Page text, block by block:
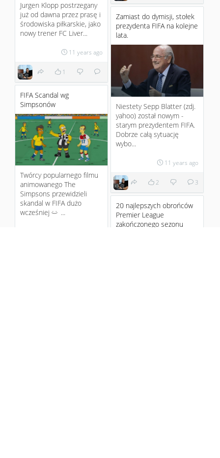
Jurgen Klopp postrzegany
już od dawna przez prasę i
środowiska piłkarskie, jako
nowy trener FC Liver...
11 years ago
1
Zamiast do dymisji, stołek
prezydenta FIFA na kolejne
lata.
Niestety Sepp Blatter (zdj.
yahoo) został nowym -
starym prezydentem FIFA.
Dobrze całą sytuację
wybo...
11 years ago
2 3
FIFA Scandal wg
Simpsonów
Twórcy popularnego filmu
animowanego The
Simpsons przewidzieli
skandal w FIFA dużo
wcześniej
:) ...
20 najlepszych obrońców
Premier League
zakończonego sezonu